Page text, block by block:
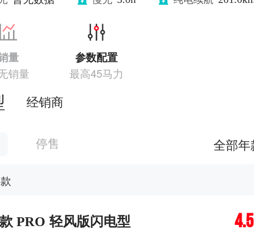
量
销量
参数配置
最高45马力
经销商
停售 全部年
PRO 轻风版闪电型